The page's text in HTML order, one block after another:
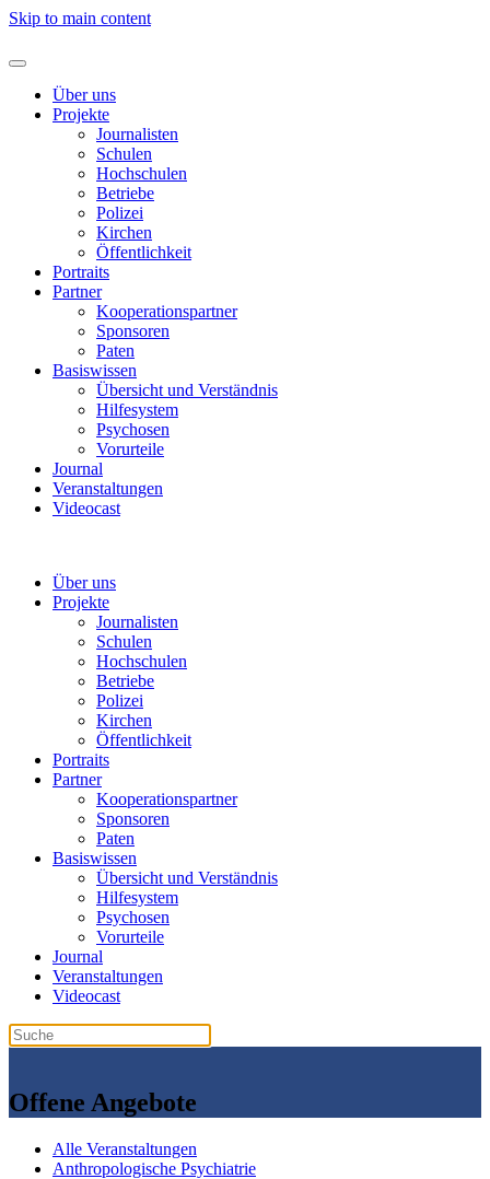
Skip to main content
Über uns
Projekte
Journalisten
Schulen
Hochschulen
Betriebe
Polizei
Kirchen
Öffentlichkeit
Portraits
Partner
Kooperationspartner
Sponsoren
Paten
Basiswissen
Übersicht und Verständnis
Hilfesystem
Psychosen
Vorurteile
Journal
Veranstaltungen
Videocast
Über uns
Projekte
Journalisten
Schulen
Hochschulen
Betriebe
Polizei
Kirchen
Öffentlichkeit
Portraits
Partner
Kooperationspartner
Sponsoren
Paten
Basiswissen
Übersicht und Verständnis
Hilfesystem
Psychosen
Vorurteile
Journal
Veranstaltungen
Videocast
Offene Angebote
Alle Veranstaltungen
Anthropologische Psychiatrie